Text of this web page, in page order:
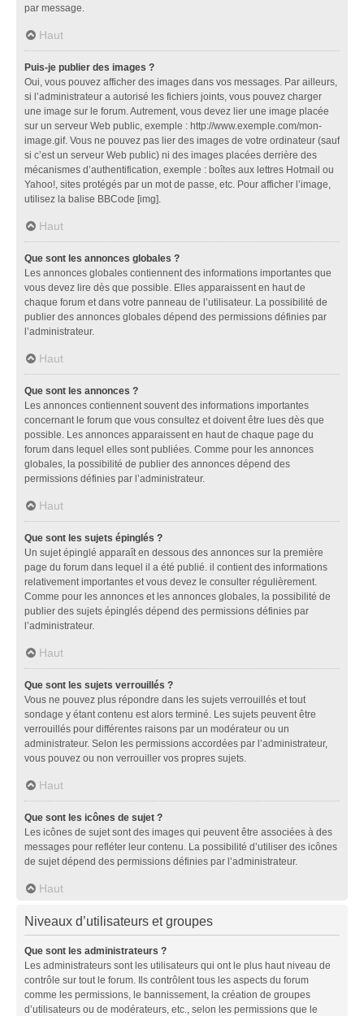
par message.
Haut
Puis-je publier des images ?
Oui, vous pouvez afficher des images dans vos messages. Par ailleurs,
si l’administrateur a autorisé les fichiers joints, vous pouvez charger
une image sur le forum. Autrement, vous devez lier une image placée
sur un serveur Web public, exemple : http://www.exemple.com/mon-
image.gif. Vous ne pouvez pas lier des images de votre ordinateur (sauf
si c’est un serveur Web public) ni des images placées derrière des
mécanismes d’authentification, exemple : boîtes aux lettres Hotmail ou
Yahoo!, sites protégés par un mot de passe, etc. Pour afficher l’image,
utilisez la balise BBCode [img].
Haut
Que sont les annonces globales ?
Les annonces globales contiennent des informations importantes que
vous devez lire dès que possible. Elles apparaissent en haut de
chaque forum et dans votre panneau de l’utilisateur. La possibilité de
publier des annonces globales dépend des permissions définies par
l’administrateur.
Haut
Que sont les annonces ?
Les annonces contiennent souvent des informations importantes
concernant le forum que vous consultez et doivent être lues dès que
possible. Les annonces apparaissent en haut de chaque page du
forum dans lequel elles sont publiées. Comme pour les annonces
globales, la possibilité de publier des annonces dépend des
permissions définies par l’administrateur.
Haut
Que sont les sujets épinglés ?
Un sujet épinglé apparaît en dessous des annonces sur la première
page du forum dans lequel il a été publié. il contient des informations
relativement importantes et vous devez le consulter régulièrement.
Comme pour les annonces et les annonces globales, la possibilité de
publier des sujets épinglés dépend des permissions définies par
l’administrateur.
Haut
Que sont les sujets verrouillés ?
Vous ne pouvez plus répondre dans les sujets verrouillés et tout
sondage y étant contenu est alors terminé. Les sujets peuvent être
verrouillés pour différentes raisons par un modérateur ou un
administrateur. Selon les permissions accordées par l’administrateur,
vous pouvez ou non verrouiller vos propres sujets.
Haut
Que sont les icônes de sujet ?
Les icônes de sujet sont des images qui peuvent être associées à des
messages pour refléter leur contenu. La possibilité d’utiliser des icônes
de sujet dépend des permissions définies par l’administrateur.
Haut
Niveaux d’utilisateurs et groupes
Que sont les administrateurs ?
Les administrateurs sont les utilisateurs qui ont le plus haut niveau de
contrôle sur tout le forum. Ils contrôlent tous les aspects du forum
comme les permissions, le bannissement, la création de groupes
d’utilisateurs ou de modérateurs, etc., selon les permissions que le